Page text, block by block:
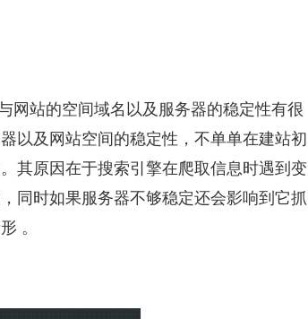
网站的空间域名以及服务器的稳定性有很
以及网站空间的稳定性，不单单在建站初
其原因在于搜索引擎在爬取信息时遇到变
同时如果服务器不够稳定还会影响到它抓
。